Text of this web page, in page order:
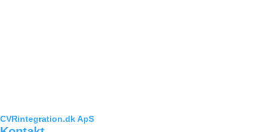
CVRintegration.dk ApS